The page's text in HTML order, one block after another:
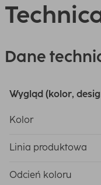
Dane
Wygląd (kolor,
Kolor
Linia produktowa
Odcień koloru